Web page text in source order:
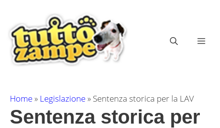
contenuto
Home» Legislazione» Sentenza storica per la LAV
Sentenza storica per